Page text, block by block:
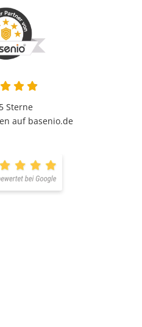
4.9 von 5
Sterne
auf basenio.de
öffnet in neuem Fenster